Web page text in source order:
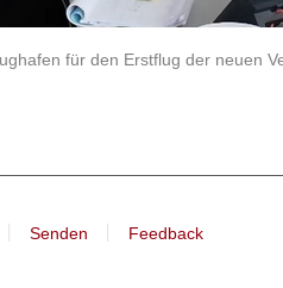
für den Erstflug der neuen
Senden Feedback